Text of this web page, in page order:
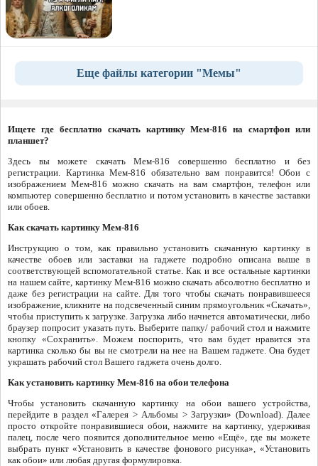
Еще файлы категории "Мемы"
Ищете где бесплатно скачать картинку Мем-816 на смартфон или
планшет?
Здесь вы можете скачать Мем-816 совершенно бесплатно и без
регистрации. Картинка Мем-816 обязательно вам понравится! Обои с
изображением Мем-816 можно скачать на вам смартфон, телефон или
компьютер совершенно бесплатно и потом установить в качестве заставки
или обоев.
Как скачать картинку Мем-816
Инструкцию о том, как правильно установить скачанную картинку в
качестве обоев или заставки на гаджете подробно описана выше в
соответствующей вспомогательной статье. Как и все остальные картинки
на нашем сайте, картинку Мем-816 можно скачать абсолютно бесплатно и
даже без регистрации на сайте. Для того чтобы скачать понравившееся
изображение, кликните на подсвеченный синим прямоугольник «Скачать»,
чтобы приступить к загрузке. Загрузка либо начнется автоматически, либо
браузер попросит указать путь. Выберите папку/ рабочий стол и нажмите
кнопку «Сохранить». Можем поспорить, что вам будет нравится эта
картинка сколько бы вы не смотрели на нее на Вашем гаджете. Она будет
украшать рабочий стол Вашего гаджета очень долго.
Как установить картинку Мем-816 на обои телефона
Чтобы установить скачанную картинку на обои вашего устройства,
перейдите в раздел «Галерея > Альбомы > Загрузки» (Download). Далее
просто откройте понравившиеся обои, нажмите на картинку, удерживая
палец, после чего появится дополнительное меню «Ещё», где вы можете
выбрать пункт «Установить в качестве фонового рисунка», «Установить
как обои» или любая другая формулировка.